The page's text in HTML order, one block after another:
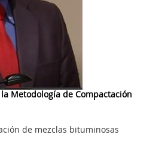
Metodología de Compactación
de mezclas bituminosas